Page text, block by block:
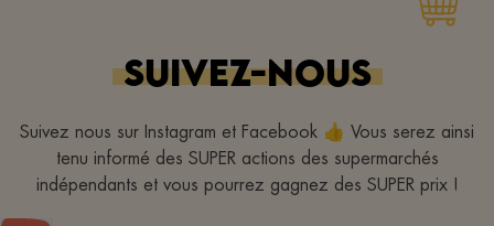
SUIVEZ-NOUS
Suivez nous sur Instagram et Facebook 👍 Vous serez ainsi
tenu informé des SUPER actions des supermarchés
indépendants et vous pourrez gagnez des SUPER prix !